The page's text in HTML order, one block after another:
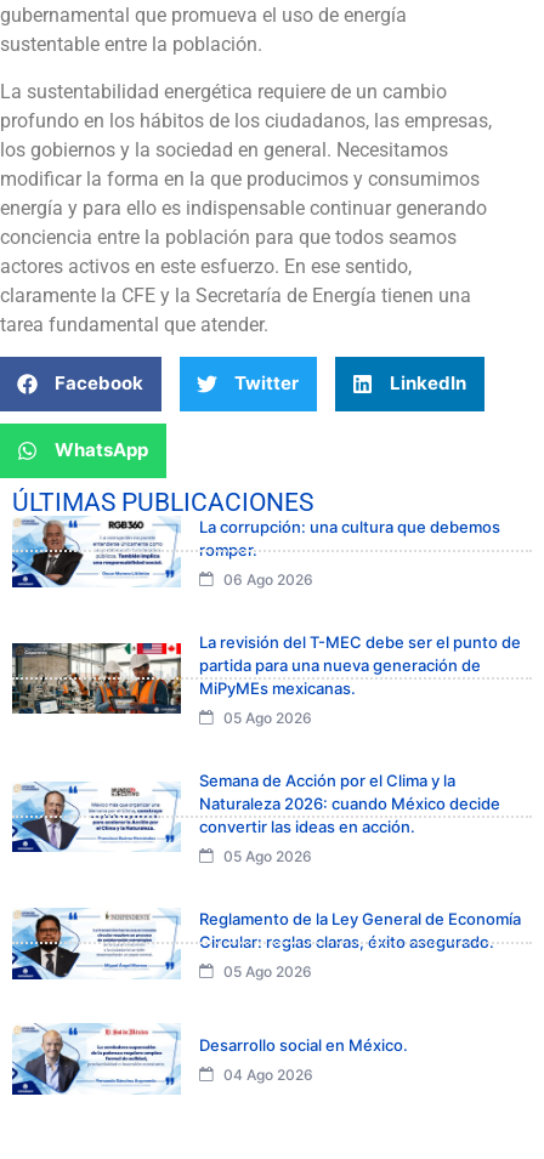
gubernamental que promueva el uso de energía
sustentable entre la población.
La sustentabilidad energética requiere de un cambio
profundo en los hábitos de los ciudadanos, las empresas,
los gobiernos y la sociedad en general. Necesitamos
modificar la forma en la que producimos y consumimos
energía y para ello es indispensable continuar generando
conciencia entre la población para que todos seamos
actores activos en este esfuerzo. En ese sentido,
claramente la CFE y la Secretaría de Energía tienen una
tarea fundamental que atender.
Facebook Twitter LinkedIn
WhatsApp
ÚLTIMAS PUBLICACIONES
La corrupción: una cultura que debemos
romper.
06 Ago 2026
La revisión del T-MEC debe ser el punto de
partida para una nueva generación de
MiPyMEs mexicanas.
05 Ago 2026
Semana de Acción por el Clima y la
Naturaleza 2026: cuando México decide
convertir las ideas en acción.
05 Ago 2026
Reglamento de la Ley General de Economía
Circular: reglas claras, éxito asegurado.
05 Ago 2026
Desarrollo social en México.
04 Ago 2026